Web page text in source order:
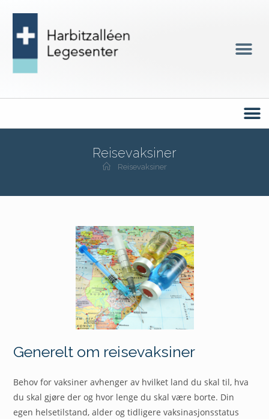
Reisevaksiner
Reisevaksiner
Generelt om reisevaksiner
Behov for vaksiner avhenger av hvilket land du skal til, hva
du skal gjøre der og hvor lenge du skal være borte. Din
egen helsetilstand, alder og tidligere vaksinasjonsstatus